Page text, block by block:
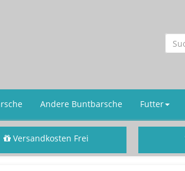
Andere Buntbarsche Futter
Versandkosten Frei
Zubehör ab 50,- €